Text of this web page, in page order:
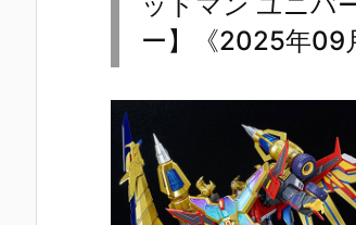
ー】《2025年09